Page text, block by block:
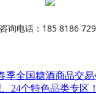
咨询电话：185 8186
季全国糖酒商品交
24个特色品类专区！